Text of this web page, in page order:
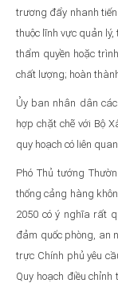
trương đẩy nhanh
thuộc lĩnh vực quản
thẩm quyền hoặc
chất lượng; hoàn
Ủy ban nhân dân
hợp chặt chẽ với Bộ
quy hoạch có liên
Phó Thủ tướng
thống cảng hàng
2050 có ý nghĩa rất
đảm quốc phòng, an
trực Chính phủ yêu
Quy hoạch điều